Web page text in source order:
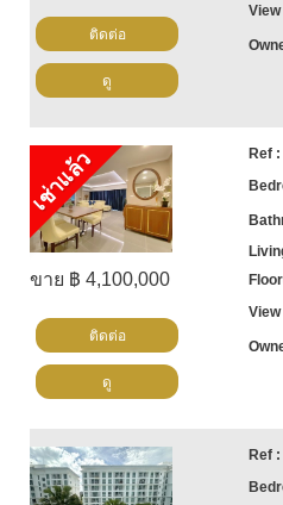
ติดต่อ
ดู
เช่าแล้ว
ขาย ฿ 4,100,000
ติดต่อ
ดู